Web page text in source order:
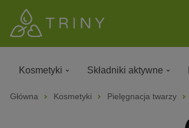
Kosmetyki Składniki aktywne
Główna Kosmetyki Pielęgnacja twarzy